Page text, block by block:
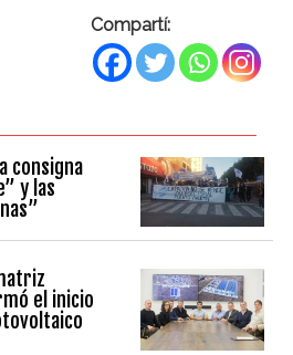
Compartí:
consigna
y las
el inicio